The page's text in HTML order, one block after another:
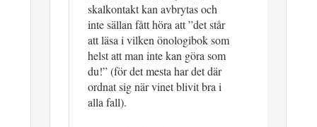
skalkontakt kan avbrytas och
inte sällan fått höra att ”det står
att läsa i vilken önologibok som
helst att man inte kan göra som
du!” (för det mesta har det där
ordnat sig när vinet blivit bra i
alla fall).